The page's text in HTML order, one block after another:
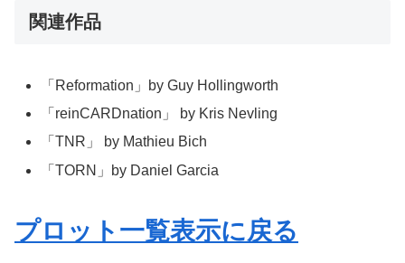
関連作品
「Reformation」by Guy Hollingworth
「reinCARDnation」 by Kris Nevling
「TNR」 by Mathieu Bich
「TORN」by Daniel Garcia
プロット一覧表示に戻る